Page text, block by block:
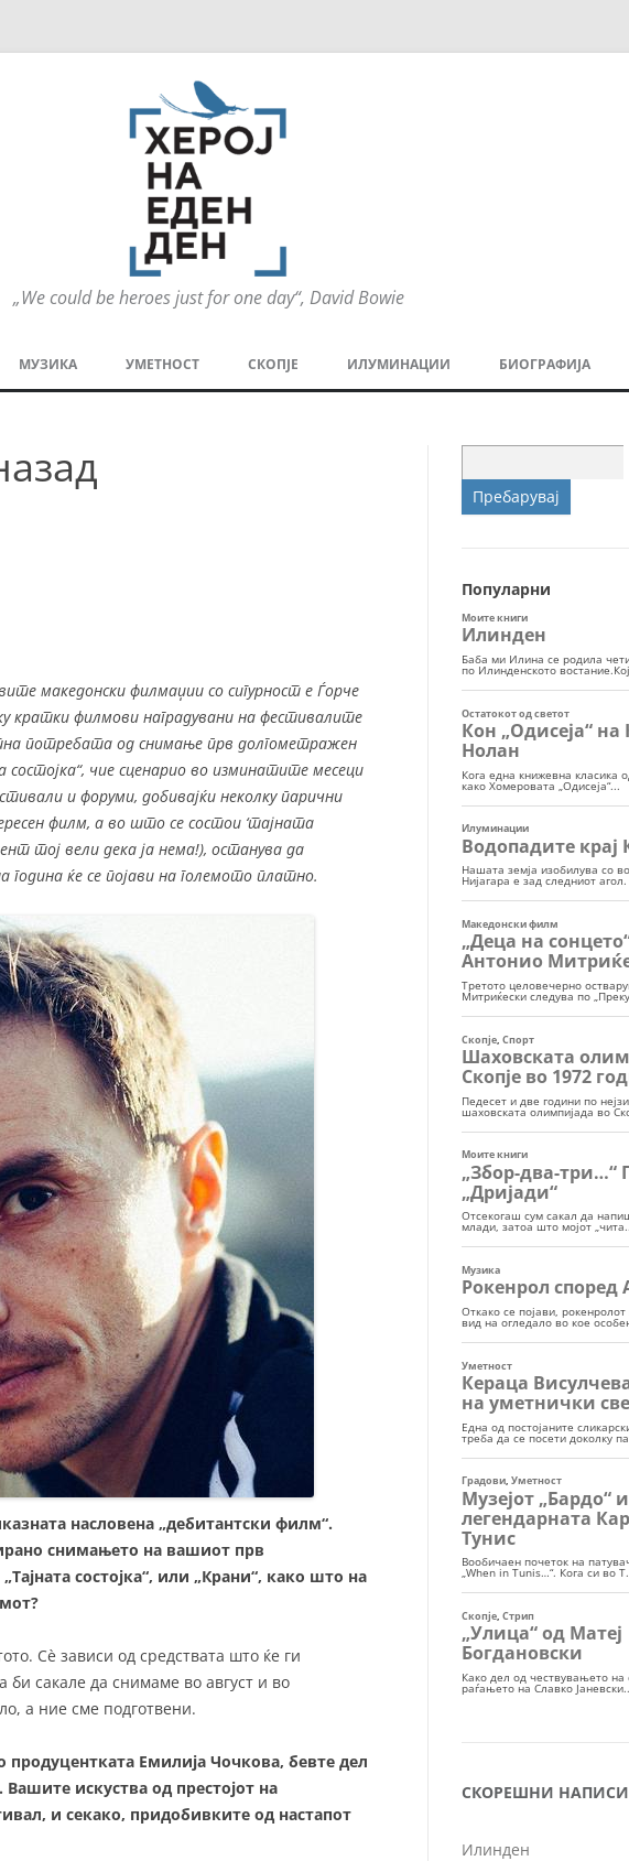
„We could be heroes just for one day“, David Bowie
содржината
МУЗИКА УМЕТНОСТ СКОПЈЕ ИЛУМИНАЦИИ
СПОРТ
БИОГРАФИЈА
македонски филмаџии со сигурност е Ѓорче
кратки филмови наградувани на фестивалите
потребата од снимање прв долгометражен
чие сценарио во изминатите месеци
и форуми, добивајќи неколку парични
филм, а во што се состои ‘тајната
тој вели дека ја нема!), останува да
ќе се појави на големото платно.
насловена „дебитантски филм“.
снимањето на вашиот прв
состојка“, или „Крани“, како што на
Сè зависи од средствата што ќе ги
сакале да снимаме во август и во
а ние сме подготвени.
Емилија Чочкова, бевте дел
искуства од престојот на
и секако, придобивките од настапот
за:
Популарни
СКОРЕШНИ НАПИСИ
Илинден